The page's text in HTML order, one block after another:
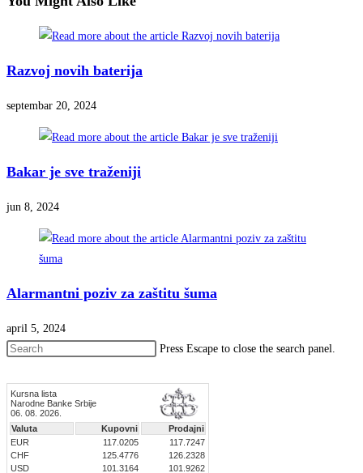
Razvoj novih baterija
septembar 20, 2024
Bakar je sve traženiji
jun 8, 2024
Alarmantni poziv za zaštitu šuma
april 5, 2024
Press Escape to close the search panel.